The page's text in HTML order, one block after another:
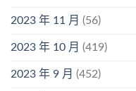
2023 年 11 月 (56)
2023 年 10 月 (419)
2023 年 9 月 (452)